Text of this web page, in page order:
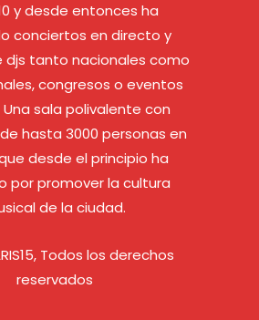
y desde entonces ha
conciertos en directo y
djs tanto nacionales como
congresos o eventos
Una sala polivalente con
hasta 3000 personas en
desde el principio ha
por promover la cultura
de la ciudad.
Todos los derechos
reservados